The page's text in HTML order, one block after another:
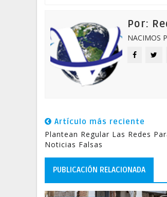
Por:
NACIMOS
Artículo más reciente
Plantean Regular Las Redes
Noticias Falsas
PUBLICACIÓN RELACIONADA